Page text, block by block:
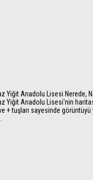
Yiğit Anadolu Lisesi Nerede,
Yiğit Anadolu Lisesi'nin
+ tuşları sayesinde görüntüyü